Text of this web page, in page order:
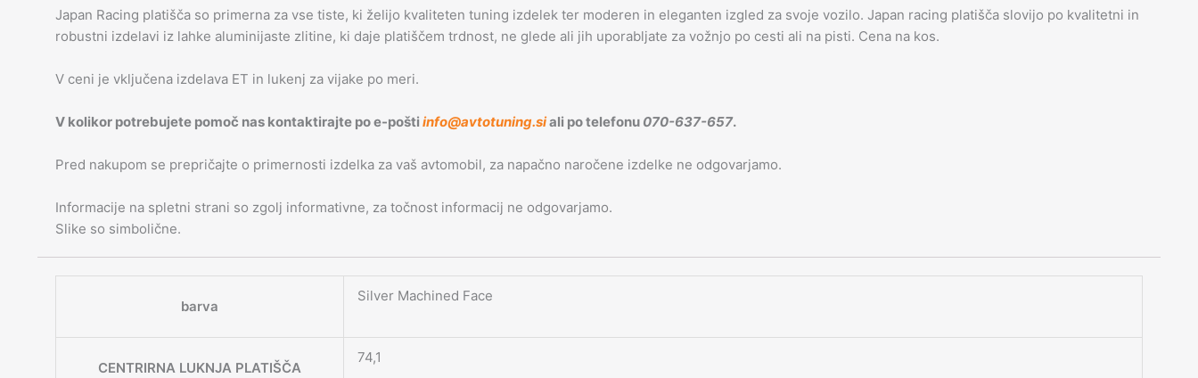
Japan Racing platišča so primerna za vse tiste, ki želijo kvaliteten tuning izdelek ter moderen in eleganten izgled za svoje vozilo. Japan racing platišča slovijo po kvalitetni in
robustni izdelavi iz lahke aluminijaste zlitine, ki daje platiščem trdnost, ne glede ali jih uporabljate za vožnjo po cesti ali na pisti. Cena na kos.
V ceni je vključena izdelava ET in lukenj za vijake po meri.
V kolikor potrebujete pomoč nas kontaktirajte po e-pošti info@avtotuning.siali po telefonu 070-637-657.
Pred nakupom se prepričajte o primernosti izdelka za vaš avtomobil, za napačno naročene izdelke ne odgovarjamo.
Informacije na spletni strani so zgolj informativne, za točnost informacij ne odgovarjamo.
Slike so simbolične.
barva
Silver Machined Face
CENTRIRNA LUKNJA PLATIŠČA
74,1